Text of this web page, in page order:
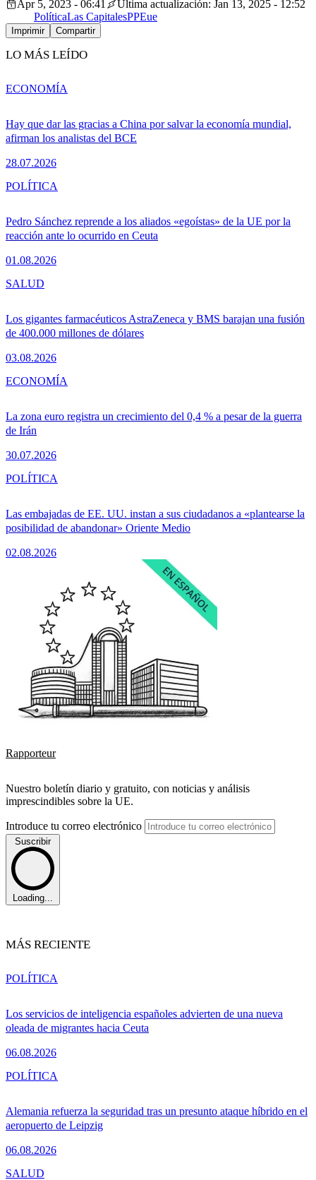
Apr 5, 2023 - 06:41
Última actualización: Jan 13, 2025 - 12:52
PolíticaLas CapitalesPPEue
Imprimir Compartir
LO MÁS LEÍDO
Hay que dar las gracias a China por salvar la economía mundial,
afirman los analistas del BCE
28.07.2026
ECONOMÍA
Pedro Sánchez reprende a los aliados «egoístas» de la UE por la
reacción ante lo ocurrido en Ceuta
01.08.2026
POLÍTICA
Los gigantes farmacéuticos AstraZeneca y BMS barajan una fusión
de 400.000 millones de dólares
03.08.2026
SALUD
La zona euro registra un crecimiento del 0,4 % a pesar de la guerra
de Irán
30.07.2026
ECONOMÍA
Las embajadas de EE. UU. instan a sus ciudadanos a «plantearse la
posibilidad de abandonar» Oriente Medio
02.08.2026
POLÍTICA
Rapporteur
Nuestro boletín diario y gratuito, con noticias y análisis
imprescindibles sobre la UE.
Introduce tu correo electrónico
Suscribir
Loading...
MÁS RECIENTE
Los servicios de inteligencia españoles advierten de una nueva
oleada de migrantes hacia Ceuta
06.08.2026
POLÍTICA
Alemania refuerza la seguridad tras un presunto ataque híbrido en el
aeropuerto de Leipzig
06.08.2026
POLÍTICA
SALUD